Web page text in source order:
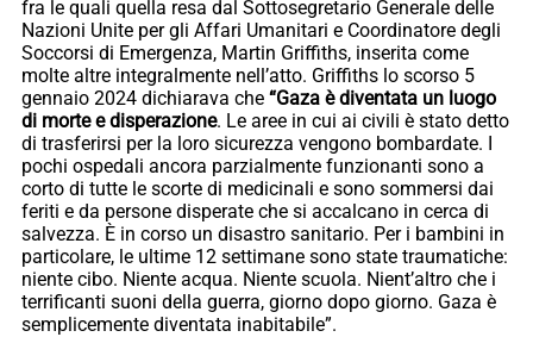
fra le quali quella resa dal Sottosegretario Generale delle
Nazioni Unite per gli Affari Umanitari e Coordinatore degli
Soccorsi di Emergenza, Martin Griffiths, inserita come
molte altre integralmente nell’atto. Griffiths lo scorso 5
gennaio 2024 dichiarava che “Gaza è diventata un luogo
di morte e disperazione. Le aree in cui ai civili è stato detto
di trasferirsi per la loro sicurezza vengono bombardate. I
pochi ospedali ancora parzialmente funzionanti sono a
corto di tutte le scorte di medicinali e sono sommersi dai
feriti e da persone disperate che si accalcano in cerca di
salvezza. È in corso un disastro sanitario. Per i bambini in
particolare, le ultime 12 settimane sono state traumatiche:
niente cibo. Niente acqua. Niente scuola. Nient’altro che i
terrificanti suoni della guerra, giorno dopo giorno. Gaza è
semplicemente diventata inabitabile”.